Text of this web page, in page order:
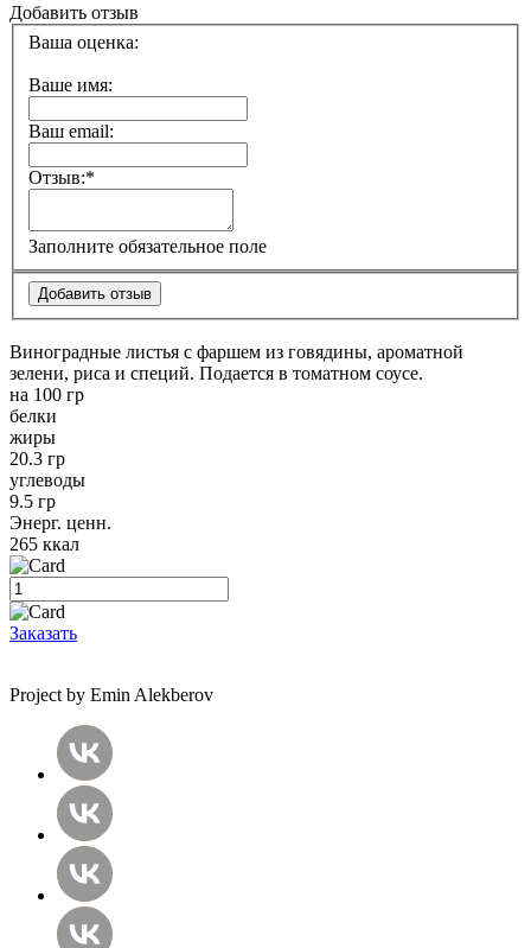
Добавить отзыв
Ваша оценка:
Ваше имя:
Ваш email:
Отзыв:*
Заполните обязательное поле
Виноградные листья с фаршем из говядины, ароматной
зелени, риса и специй. Подается в томатном соусе.
на 100 гр
белки
жиры
20.3 гр
углеводы
9.5 гр
Энерг. ценн.
265 ккал
Заказать
Project by Emin Alekberov